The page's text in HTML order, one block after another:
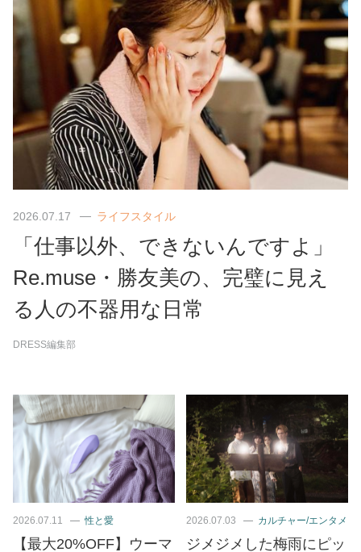
2026.07.17 ライフスタイル
「仕事以外、できないんですよ」
Re.muse・勝友美の、完璧に見え
る人の不器用な日常
DRESS編集部
2026.07.11 性と愛
【最大20%OFF】ウーマ
2026.07.03 カルチャー/エンタメ
ジメジメした梅雨にピッ